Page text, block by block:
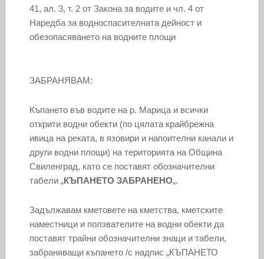
41, ал. 3, т. 2 от Закона за водите и чл. 4 от
Наредба за водноспасителната дейност и
обезопасяването на водните площи
ЗАБРАНЯВАМ:
Къпането във водите на р. Марица и всички
открити водни обекти (по цялата крайбрежна
ивица на реката, в язовири и напоителни канали и
други водни площи) на територията на Община
Свиленград, като се поставят обозначителни
табели „КЪПАНЕТО ЗАБРАНЕНО„.
Задължавам кметовете на кметства, кметските
наместници и ползвателите на водни обекти да
поставят трайни обозначителни знаци и табели,
забраняващи къпането /с надпис „КЪПАНЕТО